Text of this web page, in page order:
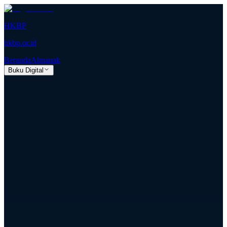
HKBP
hkbp.or.id
BerandaAlmanak
Buku Digital